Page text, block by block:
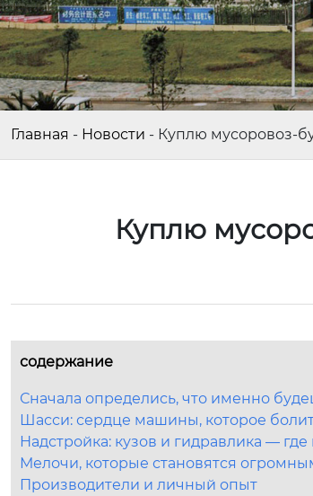
Главная - Новости - Куплю мусоровоз-
Куплю
содержание
Сначала определись, что именно
Шасси: сердце машины, которое
Надстройка: кузов и гидравлика —
Мелочи, которые становятся
Производители и личный опыт